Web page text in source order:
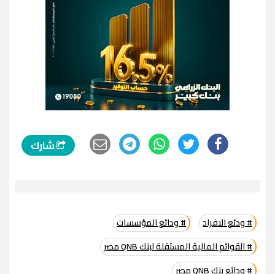
شارك
# ودئع الافراد
# ودائع المؤسسات
# القوائم المالية المستقلة لبنك QNB مصر
# ودائع بنك QNB مصر